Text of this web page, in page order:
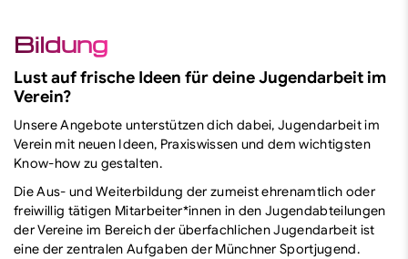
Bildung
Lust auf frische Ideen für deine Jugendarbeit im
Verein?
Unsere Angebote unterstützen dich dabei, Jugendarbeit im
Verein mit neuen Ideen, Praxiswissen und dem wichtigsten
Know-how zu gestalten.
Die Aus- und Weiterbildung der zumeist ehrenamtlich oder
freiwillig tätigen Mitarbeiter*innen in den Jugendabteilungen
der Vereine im Bereich der überfachlichen Jugendarbeit ist
eine der zentralen Aufgaben der Münchner Sportjugend.
Finde deinen Sport